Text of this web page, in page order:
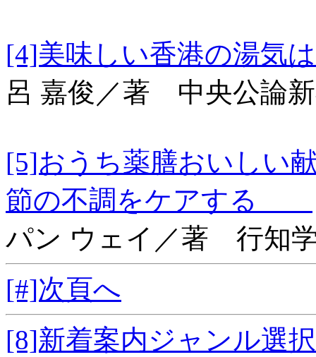
[4]美味しい香港の
呂 嘉俊／著 中央公論
[5]おうち薬膳おいし
節の不調をケアする
パン ウェイ／著 行知
[#]次頁へ
[8]新着案内ジャンル選